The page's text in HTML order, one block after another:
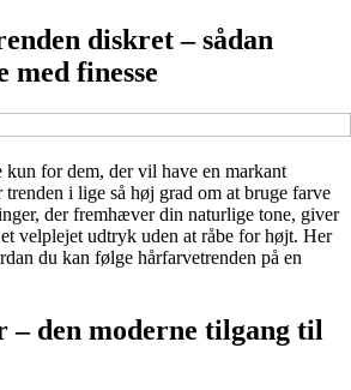
diskret – sådan
finesse
for dem, der vil have en markant
i lige så høj grad om at bruge farve
der fremhæver din naturlige tone, giver
velplejet udtryk uden at råbe for højt. Her
du kan følge hårfarvetrenden på en
– den moderne tilgang til